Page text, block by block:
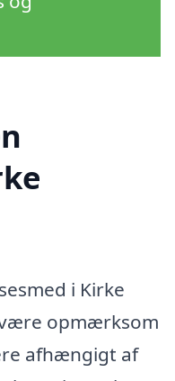
i Kirke
opmærksom
afhængigt af